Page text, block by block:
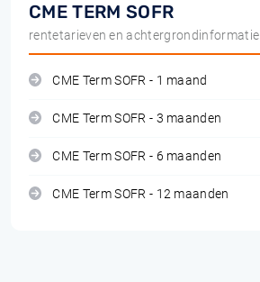
CME TERM SOFR
rentetarieven en achtergrondinformatie
CME Term SOFR - 1 maand
CME Term SOFR - 3 maanden
CME Term SOFR - 6 maanden
CME Term SOFR - 12 maanden